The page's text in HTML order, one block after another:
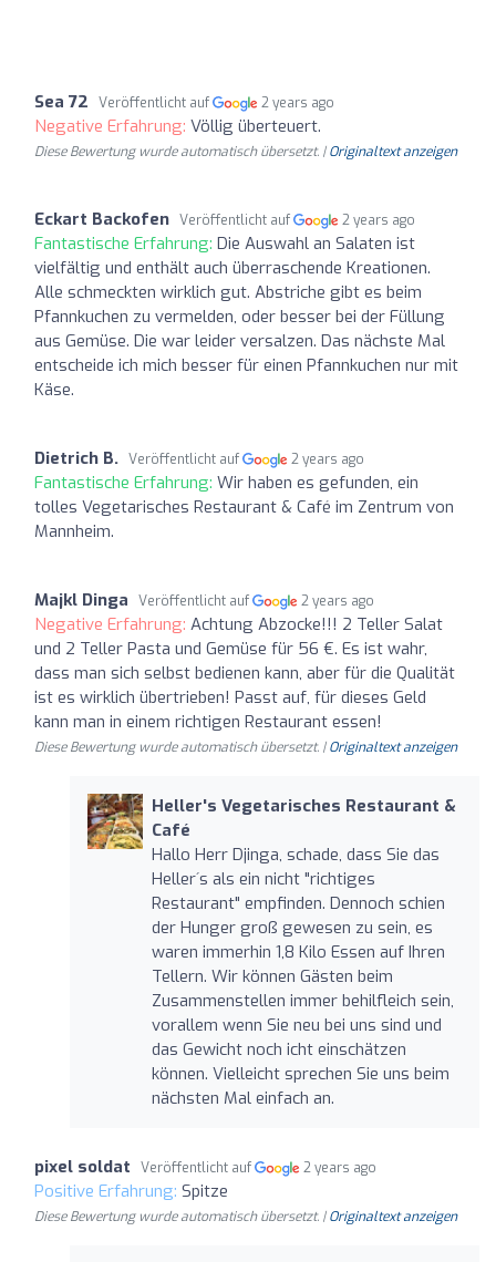
Sea 72 Veröffentlicht auf 2 years ago
Negative Erfahrung: Völlig überteuert.
Diese Bewertung wurde automatisch übersetzt. |Originaltext anzeigen
Eckart Backofen Veröffentlicht auf 2 years ago
Fantastische Erfahrung: Die Auswahl an Salaten ist
vielfältig und enthält auch überraschende Kreationen.
Alle schmeckten wirklich gut. Abstriche gibt es beim
Pfannkuchen zu vermelden, oder besser bei der Füllung
aus Gemüse. Die war leider versalzen. Das nächste Mal
entscheide ich mich besser für einen Pfannkuchen nur mit
Käse.
Dietrich B. Veröffentlicht auf 2 years ago
Fantastische Erfahrung: Wir haben es gefunden, ein
tolles Vegetarisches Restaurant & Café im Zentrum von
Mannheim.
Majkl Dinga Veröffentlicht auf 2 years ago
Negative Erfahrung: Achtung Abzocke!!! 2 Teller Salat
und 2 Teller Pasta und Gemüse für 56 €. Es ist wahr,
dass man sich selbst bedienen kann, aber für die Qualität
ist es wirklich übertrieben! Passt auf, für dieses Geld
kann man in einem richtigen Restaurant essen!
Diese Bewertung wurde automatisch übersetzt. |Originaltext anzeigen
Heller's Vegetarisches Restaurant &
Café
Hallo Herr Djinga, schade, dass Sie das
Heller´s als ein nicht "richtiges
Restaurant" empfinden. Dennoch schien
der Hunger groß gewesen zu sein, es
waren immerhin 1,8 Kilo Essen auf Ihren
Tellern. Wir können Gästen beim
Zusammenstellen immer behilfleich sein,
vorallem wenn Sie neu bei uns sind und
das Gewicht noch icht einschätzen
können. Vielleicht sprechen Sie uns beim
nächsten Mal einfach an.
pixel soldat Veröffentlicht auf 2 years ago
Positive Erfahrung: Spitze
Diese Bewertung wurde automatisch übersetzt. |Originaltext anzeigen